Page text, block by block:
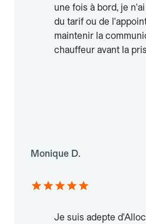
une fois à bord, je
du tarif ou de
maintenir la
chauffeur avant la
Monique D.
Je suis adepte